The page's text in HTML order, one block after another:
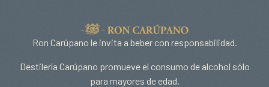
Ron Carúpano le invita a beber con responsabilidad.
Destilería Carúpano promueve el consumo de alcohol sólo
para mayores de edad.